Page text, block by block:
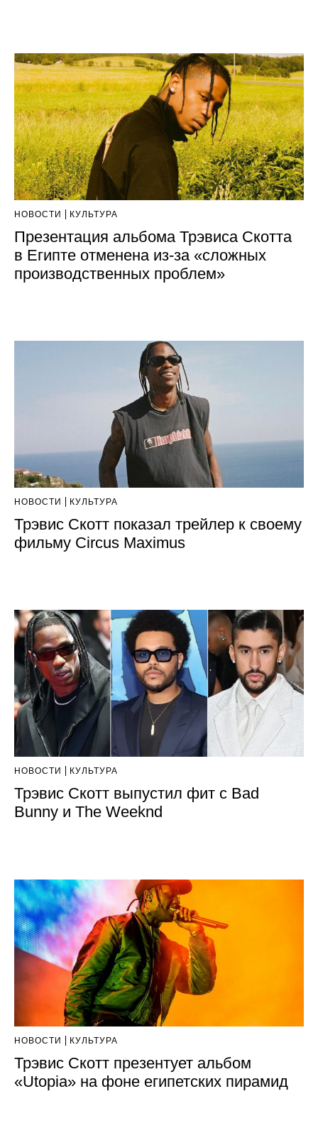
НОВОСТИ КУЛЬТУРА
Презентация альбома Трэвиса Скотта
в Египте отменена из‑за «сложных
производственных проблем»
НОВОСТИ КУЛЬТУРА
Трэвис Скотт показал трейлер к своему
фильму Circus Maximus
НОВОСТИ КУЛЬТУРА
Трэвис Скотт выпустил фит с Bad
Bunny и The Weeknd
НОВОСТИ КУЛЬТУРА
Трэвис Скотт презентует альбом
«Utopia» на фоне египетских пирамид